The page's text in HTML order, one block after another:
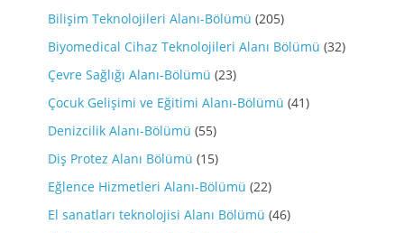
Bilişim Teknolojileri Alanı-Bölümü (205)
Biyomedical Cihaz Teknolojileri Alanı Bölümü (32)
Çevre Sağlığı Alanı-Bölümü (23)
Çocuk Gelişimi ve Eğitimi Alanı-Bölümü (41)
Denizcilik Alanı-Bölümü (55)
Diş Protez Alanı Bölümü (15)
Eğlence Hizmetleri Alanı-Bölümü (22)
El sanatları teknolojisi Alanı Bölümü (46)